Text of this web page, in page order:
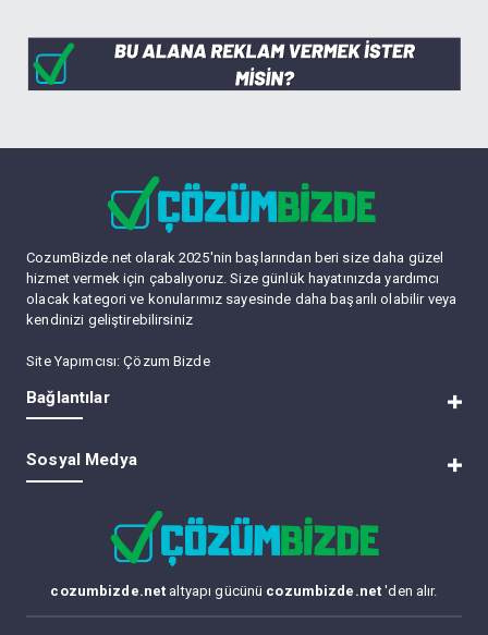
CozumBizde.net olarak 2025'nin başlarından beri size daha güzel
hizmet vermek için çabalıyoruz. Size günlük hayatınızda yardımcı
olacak kategori ve konularımız sayesinde daha başarılı olabilir veya
kendinizi geliştirebilirsiniz
Site Yapımcısı:Çözum Bizde
Bağlantılar
Lite (Arşiv) Modu
Forum Yöneticileri
Tüm Forumları Okundu Kabul Et
Sosyal Medya
cozumbizde.net altyapı gücünü cozumbizde.net 'den alır.